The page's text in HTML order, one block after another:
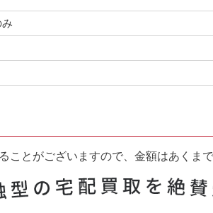
とがございますので、金額はあくまで